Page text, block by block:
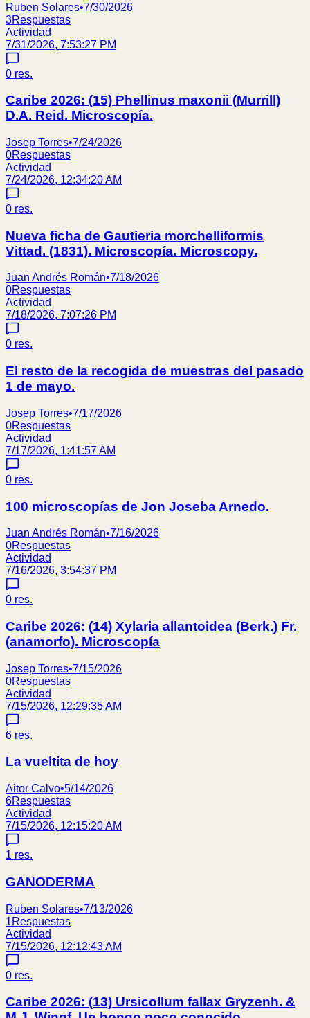
Ruben Solares•7/30/2026
3Respuestas
Actividad
7/31/2026, 7:53:27 PM
0 res.
Caribe 2026: (15) Phellinus maxonii (Murrill)
D.A. Reid. Microscopía.
Josep Torres•7/24/2026
0Respuestas
Actividad
7/24/2026, 12:34:20 AM
0 res.
Nueva ficha de Gautieria morchelliformis
Vittad. (1831). Microscopía. Microscopy.
Juan Andrés Román•7/18/2026
0Respuestas
Actividad
7/18/2026, 7:07:26 PM
0 res.
El resto de la recogida de muestras del pasado
1 de mayo.
Josep Torres•7/17/2026
0Respuestas
Actividad
7/17/2026, 1:41:57 AM
0 res.
100 microscopías de Jon Joseba Arnedo.
Juan Andrés Román•7/16/2026
0Respuestas
Actividad
7/16/2026, 3:54:37 PM
0 res.
Caribe 2026: (14) Xylaria allantoidea (Berk.) Fr.
(anamorfo). Microscopía
Josep Torres•7/15/2026
0Respuestas
Actividad
7/15/2026, 12:29:35 AM
6 res.
La vueltita de hoy
Aitor Calvo•5/14/2026
6Respuestas
Actividad
7/15/2026, 12:15:20 AM
1 res.
GANODERMA
Ruben Solares•7/13/2026
1Respuestas
Actividad
7/15/2026, 12:12:43 AM
0 res.
Caribe 2026: (13) Ursicollum fallax Gryzenh. &